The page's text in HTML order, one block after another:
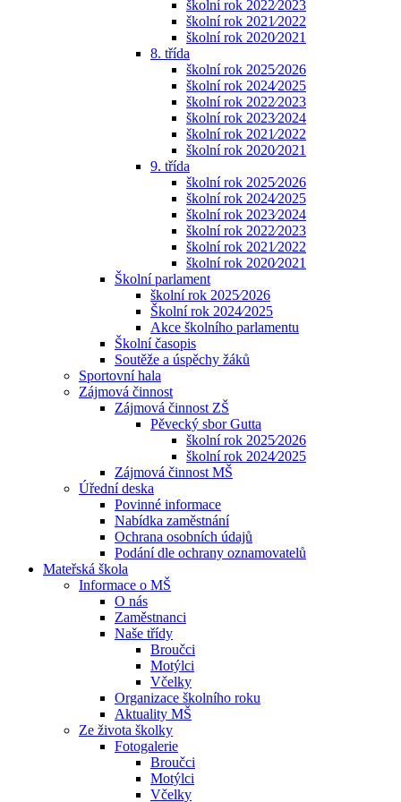
školní rok 2022⁄2023
školní rok 2021⁄2022
školní rok 2020⁄2021
8. třída
školní rok 2025⁄2026
školní rok 2024⁄2025
školní rok 2022⁄2023
školní rok 2023⁄2024
školní rok 2021⁄2022
školní rok 2020⁄2021
9. třída
školní rok 2025⁄2026
školní rok 2024⁄2025
školní rok 2023⁄2024
školní rok 2022⁄2023
školní rok 2021⁄2022
školní rok 2020⁄2021
Školní parlament
školní rok 2025⁄2026
Školní rok 2024⁄2025
Akce školního parlamentu
Školní časopis
Soutěže a úspěchy žáků
Sportovní hala
Zájmová činnost
Zájmová činnost ZŠ
Pěvecký sbor Gutta
školní rok 2025⁄2026
školní rok 2024⁄2025
Zájmová činnost MŠ
Úřední deska
Povinné informace
Nabídka zaměstnání
Ochrana osobních údajů
Podání dle ochrany oznamovatelů
Mateřská škola
Informace o MŠ
O nás
Zaměstnanci
Naše třídy
Broučci
Motýlci
Včelky
Organizace školního roku
Aktuality MŠ
Ze života školky
Fotogalerie
Broučci
Motýlci
Včelky